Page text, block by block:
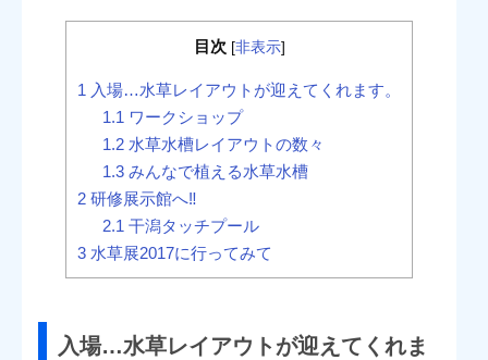
目次 [非表示]
1 入場…水草レイアウトが迎えてくれます。
1.1 ワークショップ
1.2水草水槽レイアウトの数々
1.3みんなで植える水草水槽
2 研修展示館へ‼︎
2.1 干潟タッチプール
3 水草展2017に行ってみて
入場…水草レイアウトが迎えてくれま